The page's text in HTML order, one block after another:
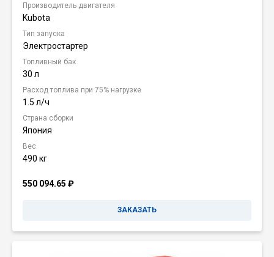
Производитель двигателя
Kubota
Тип запуска
Электростартер
Топливный бак
30 л
Расход топлива при 75% нагрузке
1.5 л/ч
Страна сборки
Япония
Вес
490 кг
550 094.65 ₽
ЗАКАЗАТЬ